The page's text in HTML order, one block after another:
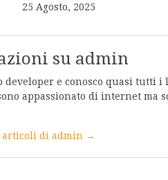
25 Agosto, 2025
su admin
developer e conosco quasi tutti i
appassionato di internet ma
di admin →